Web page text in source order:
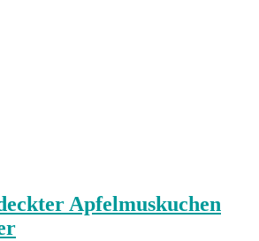
Apfelmuskuchen